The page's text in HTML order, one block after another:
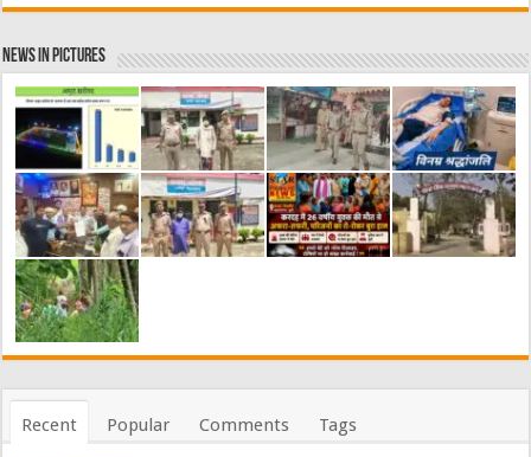
News in Pictures
Recent Popular Comments Tags